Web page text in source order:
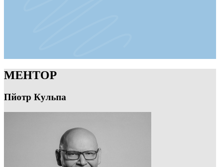
МЕНТОР
Пйотр Кульпа